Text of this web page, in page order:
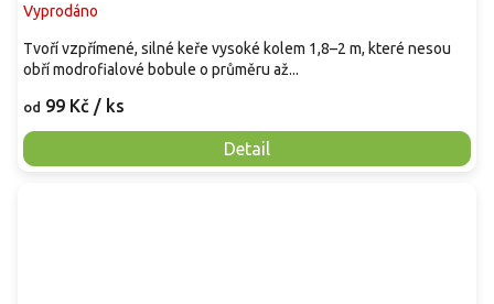
Vyprodáno
od 99 Kč / ks
Detail
Tvoří vzpřímené, silné keře vysoké kolem 1,8–2 m, které nesou
obří modrofialové bobule o průměru až...